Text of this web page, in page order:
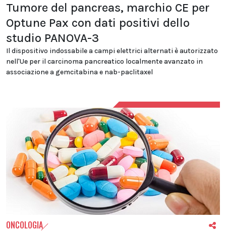
Tumore del pancreas, marchio CE per
Optune Pax con dati positivi dello
studio PANOVA-3
Il dispositivo indossabile a campi elettrici alternati è autorizzato
nell'Ue per il carcinoma pancreatico localmente avanzato in
associazione a gemcitabina e nab-paclitaxel
ONCOLOGIA